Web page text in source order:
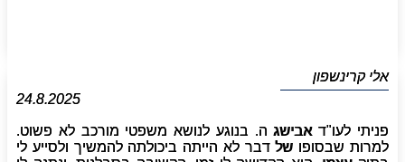
פניתי לעו"ד אבישג ה. בנוגע לנושא משפטי מורכב לא פשוט.
למרות שבסופו של דבר לא הייתה ביכולתה להמשיך ולסייע לי
אלי קרינשפון
24.8.2025